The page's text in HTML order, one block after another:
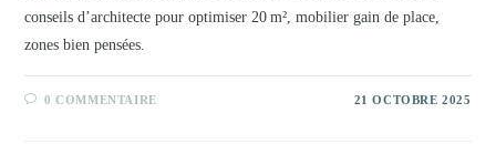
conseils d’architecte pour optimiser 20 m², mobilier gain de place,
zones bien pensées.
0 COMMENTAIRE 21 OCTOBRE 2025